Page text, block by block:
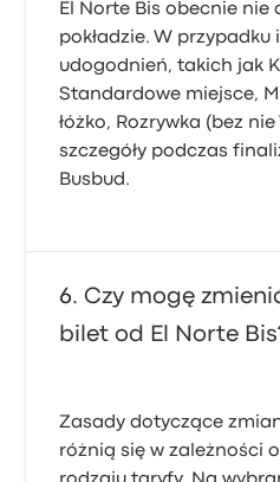
El Norte Bis obecnie nie
pokładzie. W
udogodnień, takich jak
Standardowe miejsce,
łóżko, Rozrywka (bez
szczegóły podczas
Busbud.
Czy mogę
bilet od El Norte
Zasady dotyczące
różnią się w zależności